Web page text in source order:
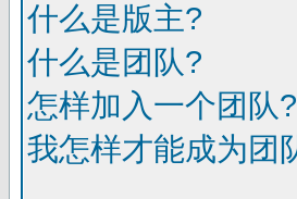
什么是版主?
什么是团队?
怎样加入一个团队?
我怎样才能成为团